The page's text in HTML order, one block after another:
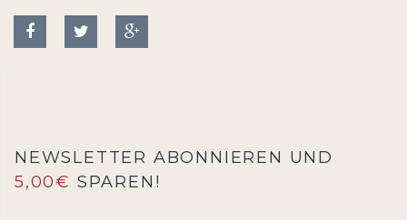
NEWSLETTER ABONNIEREN UND
5,00€ SPAREN!